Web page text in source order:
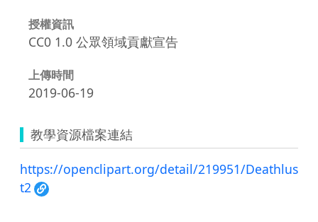
授權資訊
CC0 1.0 公眾領域貢獻宣告
上傳時間
2019-06-19
教學資源檔案連結
https://openclipart.org/detail/219951/Deathlus
t2